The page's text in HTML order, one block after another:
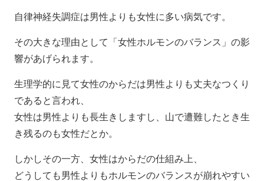
自律神経失調症は男性よりも女性に多い病気です。
その大きな理由として「女性ホルモンのバランス」の影
響があげられます。
生理学的に見て女性のからだは男性よりも丈夫なつくり
であると言われ、
女性は男性よりも長生きしますし、山で遭難したとき生
き残るのも女性だとか。
しかしその一方、女性はからだの仕組み上、
どうしても男性よりもホルモンのバランスが崩れやすい